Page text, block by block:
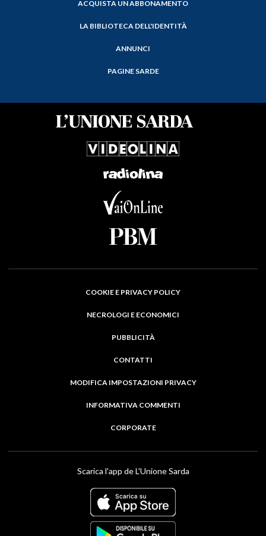
ACQUISTA UN ABBONAMENTO
LA BIBLIOTECA DELL'IDENTITÀ
ANNUNCI
PAGINE SARDE
COOKIE E PRIVACY POLICY
NECROLOGI E ECONOMICI
PUBBLICITÀ
CONTATTI
MODIFICA IMPOSTAZIONI PRIVACY
INFORMATIVA COMMENTI
CORPORATE
Scarica l'app de L'Unione Sarda